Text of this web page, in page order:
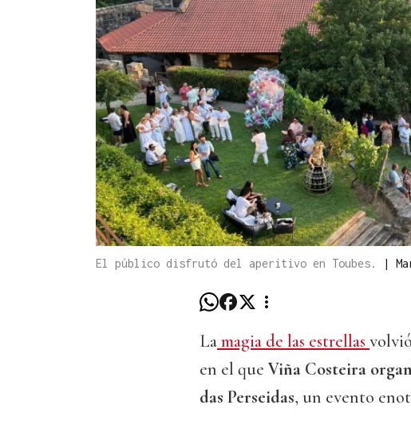
El público disfrutó del aperitivo en Toubes. |
Lamagia de las estrellas
en el que Viña Costeira
das Perseidas, un evento